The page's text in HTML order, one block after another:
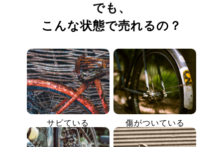
でも、
こんな状態で売れるの？
サビている 傷がついている